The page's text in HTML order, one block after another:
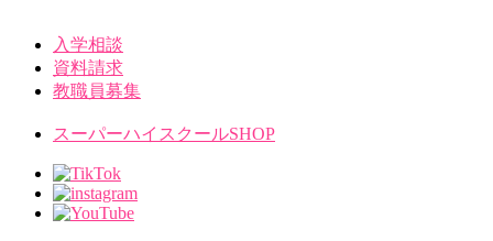
入学相談
資料請求
教職員募集
スーパーハイスクールSHOP